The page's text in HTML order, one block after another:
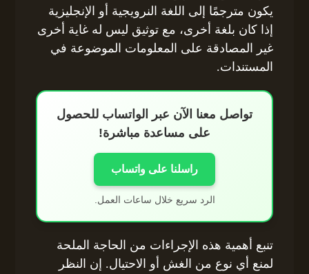
يكون مترجمًا إلى اللغة النرويجية أو الإنجليزية
إذا كان بلغة أخرى، مع توثيق ليس له غاية أخرى
غير المصادقة على المعلومات الموضوعة في
المستندات.
تواصل معنا الآن عبر الواتساب للحصول
على مساعدة مباشرة!
راسلنا على واتساب
الرد سريع خلال ساعات العمل.
تنبع أهمية هذه الإجراءات من الحاجة الملحة
لمنع أي نوع من الغش أو الاحتيال. إن النظر